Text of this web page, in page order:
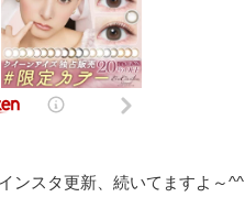
スタ更新、続いてますよ～^^